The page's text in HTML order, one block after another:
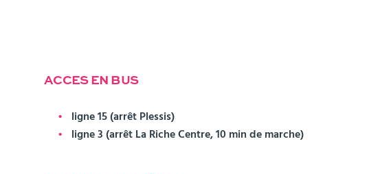
ACCES EN BUS
ligne 15 (arrêt Plessis) ​
ligne 3 (arrêt La Riche Centre, 10 min de marche)